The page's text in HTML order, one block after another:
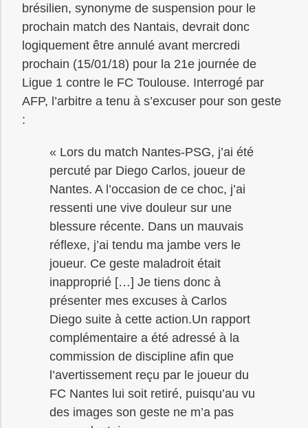
brésilien, synonyme de suspension pour le
prochain match des Nantais, devrait donc
logiquement être annulé avant mercredi
prochain (15/01/18) pour la 21e journée de
Ligue 1 contre le FC Toulouse. Interrogé par
AFP, l’arbitre a tenu à s’excuser pour son geste
:
« Lors du match Nantes-PSG, j’ai été
percuté par Diego Carlos, joueur de
Nantes. A l’occasion de ce choc, j’ai
ressenti une vive douleur sur une
blessure récente. Dans un mauvais
réflexe, j’ai tendu ma jambe vers le
joueur. Ce geste maladroit était
inapproprié […] Je tiens donc à
présenter mes excuses à Carlos
Diego suite à cette action.Un rapport
complémentaire a été adressé à la
commission de discipline afin que
l’avertissement reçu par le joueur du
FC Nantes lui soit retiré, puisqu’au vu
des images son geste ne m’a pas